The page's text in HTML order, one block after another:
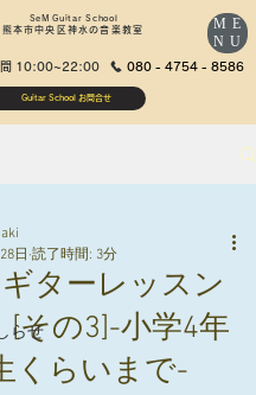
熊本市中央区神水の音楽教室
SeM Guitar School
Guitar School お問合せ
間 10:00~22:00 080 - 4754 - 8586
ME
NU
らせ
ターレッスン
[その3]-小学4年
くらいまで-
日 読了時間: 3分